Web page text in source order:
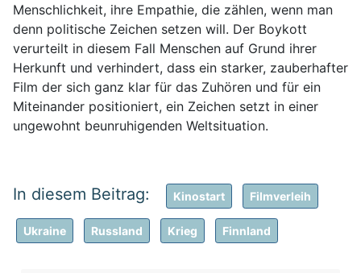
Menschlichkeit, ihre Empathie, die zählen, wenn man
denn politische Zeichen setzen will. Der Boykott
verurteilt in diesem Fall Menschen auf Grund ihrer
Herkunft und verhindert, dass ein starker, zauberhafter
Film der sich ganz klar für das Zuhören und für ein
Miteinander positioniert, ein Zeichen setzt in einer
ungewohnt beunruhigenden Weltsituation.
Kinostart Filmverleih
Ukraine Russland Krieg Finnland